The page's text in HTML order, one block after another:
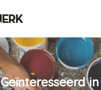
Geïnteresseerd